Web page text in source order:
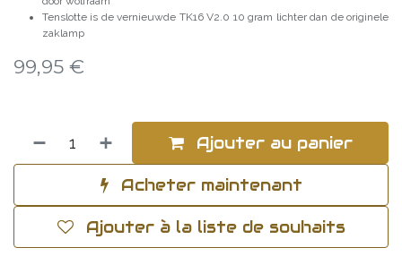
Tenslotte is de vernieuwde TK16 V2.0 10 gram lichter dan de originele
zaklamp
99,95 €
Ajouter au panier
Acheter maintenant
Ajouter à la liste de souhaits